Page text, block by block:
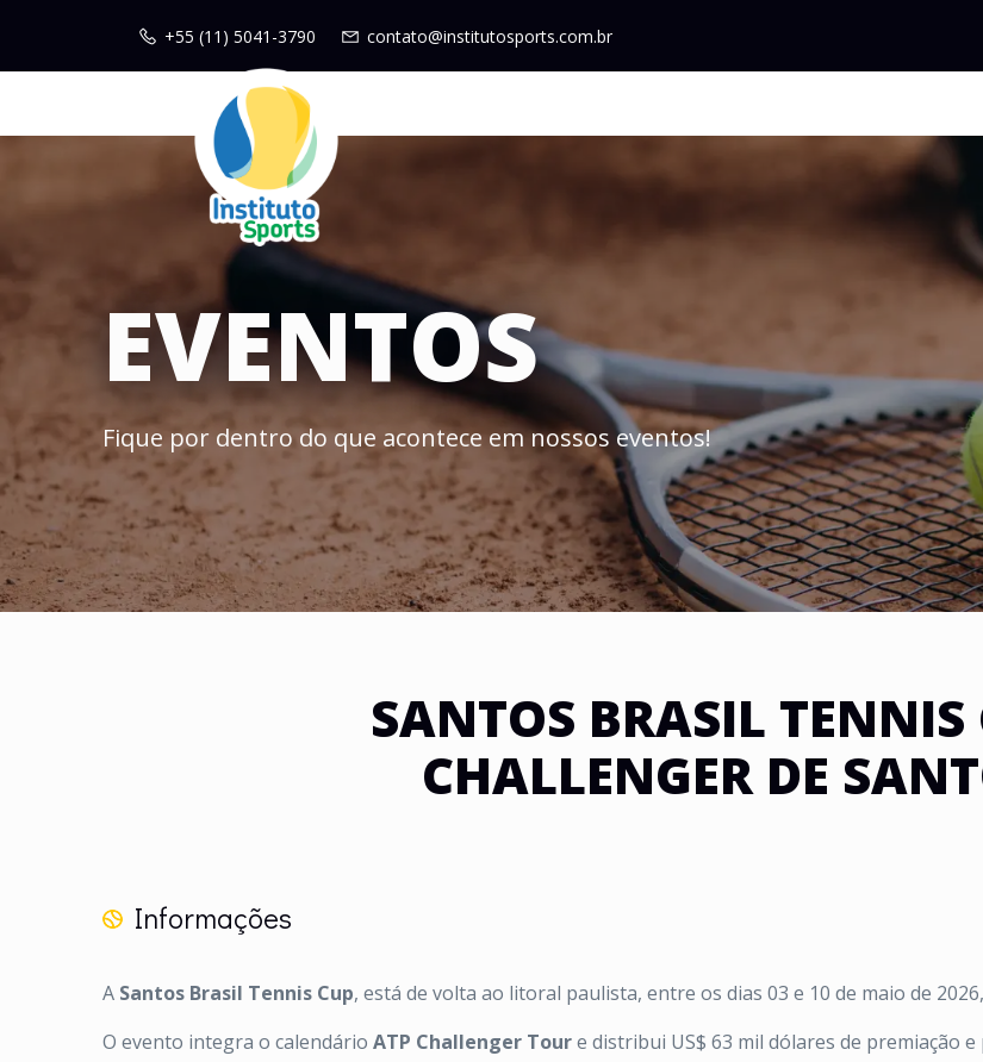
+55 (11) 5041-3790 contato@institutosports.com.br
EVENTOS
Fique por dentro do que acontece em nossos eventos!
SANTOS BRASIL TENNIS
CHALLENGER DE
Informações
A Santos Brasil Tennis Cup, está de volta ao litoral paulista, entre os dias 03 e 10 de maio de
O evento integra o calendário ATP Challenger Toure distribui US$ 63 mil dólares de premiação